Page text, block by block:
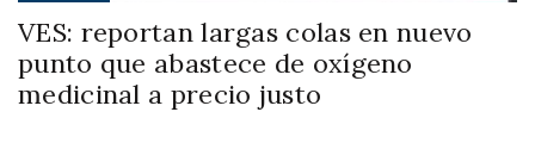
VES: reportan largas colas en nuevo
punto que abastece de oxígeno
medicinal a precio justo